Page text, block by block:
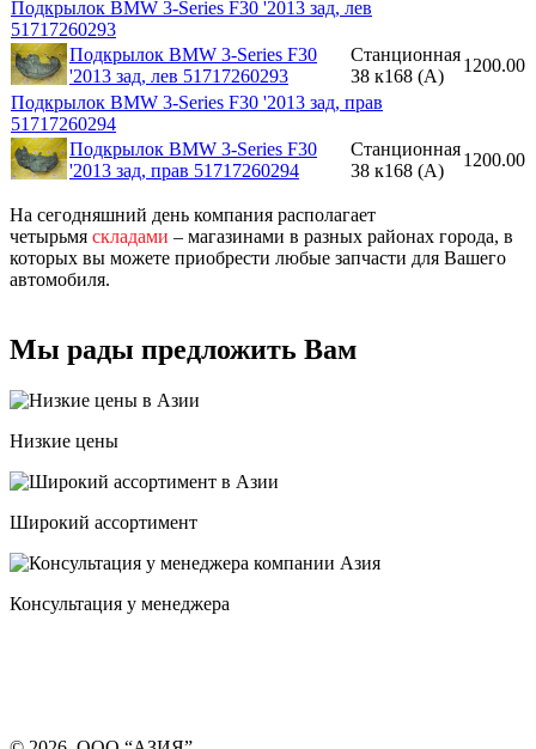
Подкрылок BMW 3-Series F30 '2013 зад, лев
51717260293
Подкрылок BMW 3-Series F30
'2013 зад, лев 51717260293
Станционная
38 к168 (A)
1200.00
Подкрылок BMW 3-Series F30 '2013 зад, прав
51717260294
Подкрылок BMW 3-Series F30
'2013 зад, прав 51717260294
Станционная
38 к168 (A)
1200.00
На сегодняшний день компания располагает
четырьмя складами – магазинами в разных районах города, в
которых вы можете приобрести любые запчасти для Вашего
автомобиля.
Мы рады предложить Вам
Низкие цены
Широкий ассортимент
Консультация у менеджера